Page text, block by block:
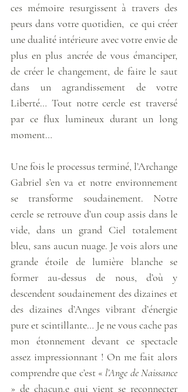
ces mémoire resurgissent à travers des
peurs dans votre quotidien,  ce qui créer
une dualité intérieure avec votre envie de
plus en plus ancrée de vous émanciper,
de créer le changement, de faire le saut
dans un agrandissement de votre
Liberté… Tout notre cercle est traversé
par ce flux lumineux durant un long
moment…
Une fois le processus terminé, l’Archange
Gabriel s’en va et notre environnement
se transforme soudainement. Notre
cercle se retrouve d’un coup assis dans le
vide, dans un grand Ciel totalement
bleu, sans aucun nuage. Je vois alors une
grande étoile de lumière blanche se
former au-dessus de nous, d’où y
descendent soudainement des dizaines et
des dizaines d’Anges vibrant d’énergie
pure et scintillante… Je ne vous cache pas
mon étonnement devant ce spectacle
assez impressionnant ! On me fait alors
comprendre que c’est « l’Ange de Naissance
» de chacun.e qui vient se reconnecter